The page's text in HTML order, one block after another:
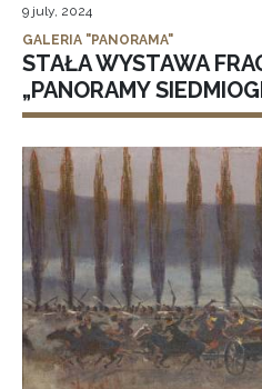
9 july, 2024
GALERIA "PANORAMA"
STAŁA WYSTAWA
„PANORAMY